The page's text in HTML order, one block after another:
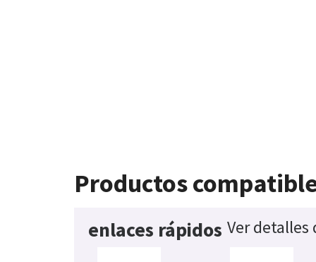
Productos
enlaces rápidos Ver